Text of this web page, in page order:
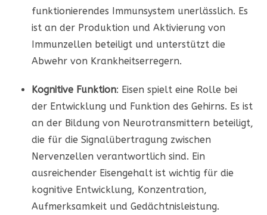
funktionierendes Immunsystem unerlässlich. Es
ist an der Produktion und Aktivierung von
Immunzellen beteiligt und unterstützt die
Abwehr von Krankheitserregern.
Kognitive Funktion: Eisen spielt eine Rolle bei
der Entwicklung und Funktion des Gehirns. Es ist
an der Bildung von Neurotransmittern beteiligt,
die für die Signalübertragung zwischen
Nervenzellen verantwortlich sind. Ein
ausreichender Eisengehalt ist wichtig für die
kognitive Entwicklung, Konzentration,
Aufmerksamkeit und Gedächtnisleistung.